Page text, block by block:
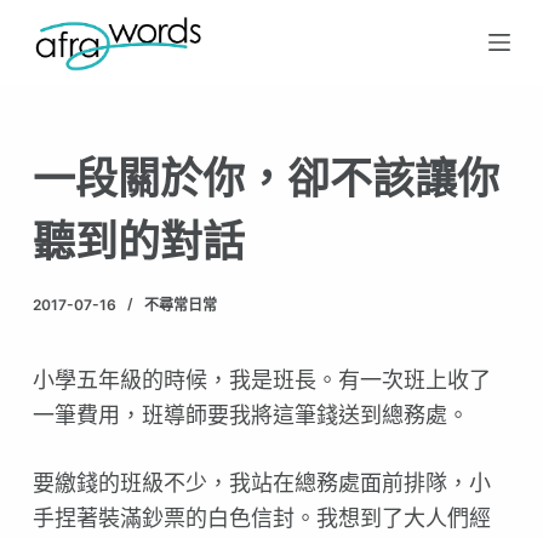
跳
至
內
一段關於你，卻不該讓你
聽到的對話
2017-07-16 不尋常日常
小學五年級的時候，我是班長。有一次班上收了
一筆費用，班導師要我將這筆錢送到總務處。
要繳錢的班級不少，我站在總務處面前排隊，小
手捏著裝滿鈔票的白色信封。我想到了大人們經